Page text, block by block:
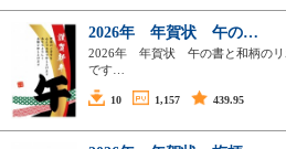
2026年 年賀状 午の…
2026年 年賀状 午の書と和柄のリ
です…
10 1,157 439.95